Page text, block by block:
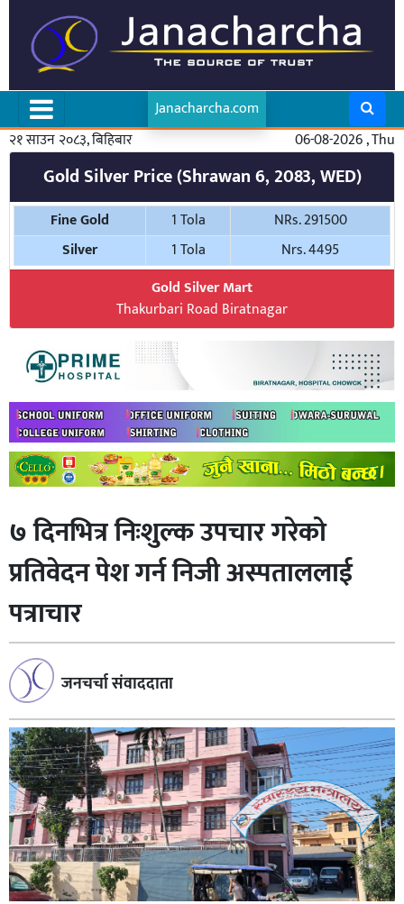
Janacharcha.com
२१ साउन २०८३, बिहिबार
06-08-2026 , Thu
Gold Silver Price (Shrawan 6, 2083, WED)
Fine Gold 1 Tola
NRs. 291500
Silver
1 Tola
Nrs. 4495
Gold Silver Mart
Thakurbari Road Biratnagar
७ दिनभित्र निःशुल्क उपचार गरेको
प्रतिवेदन पेश गर्न निजी अस्पताललाई
पत्राचार
जनचर्चा संवाददाता